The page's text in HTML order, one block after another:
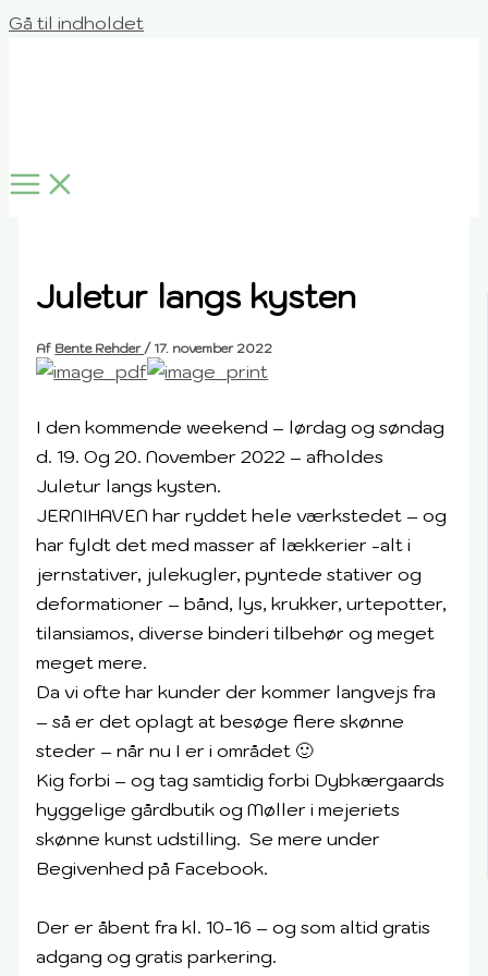
Gå til indholdet
Juletur langs kysten
Af Bente Rehder / 17. november 2022
I den kommende weekend – lørdag og søndag
d. 19. Og 20. November 2022 – afholdes
Juletur langs kysten.
JERNIHAVEN har ryddet hele værkstedet – og
har fyldt det med masser af lækkerier -alt i
jernstativer, julekugler, pyntede stativer og
deformationer – bånd, lys, krukker, urtepotter,
tilansiamos, diverse binderi tilbehør og meget
meget mere.
Da vi ofte har kunder der kommer langvejs fra
– så er det oplagt at besøge flere skønne
steder – når nu I er i området 🙂
Kig forbi – og tag samtidig forbi Dybkærgaards
hyggelige gårdbutik og Møller i mejeriets
skønne kunst udstilling. Se mere under
Begivenhed på Facebook.
Der er åbent fra kl. 10-16 – og som altid gratis
adgang og gratis parkering.